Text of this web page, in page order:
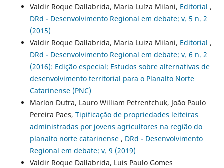
Valdir Roque Dallabrida, Maria Luíza Milani, Editorial ,
DRd - Desenvolvimento Regional em debate: v. 5 n. 2
(2015)
Valdir Roque Dallabrida, Maria Luiza Milani, Editorial ,
DRd - Desenvolvimento Regional em debate: v. 6 n. 2
(2016): Edição especial: Estudos sobre alternativas de
desenvolvimento territorial para o Planalto Norte
Catarinense (PNC)
Marlon Dutra, Lauro William Petrentchuk, João Paulo
Pereira Paes, Tipificação de propriedades leiteiras
administradas por jovens agricultores na região do
planalto norte catarinense , DRd - Desenvolvimento
Regional em debate: v. 9 (2019)
Valdir Roque Dallabrida, Luis Paulo Gomes